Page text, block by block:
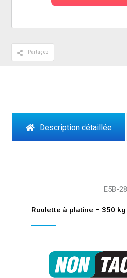
Partagez
Description détaillée
E5B-28
Roulette à platine – 350 kg